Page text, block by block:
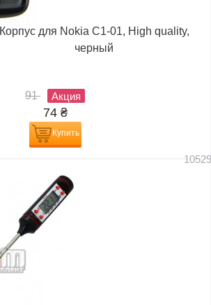
Корпус для Nokia C1-01, High quality,
черный
91 Акция
74 ₴
Купить